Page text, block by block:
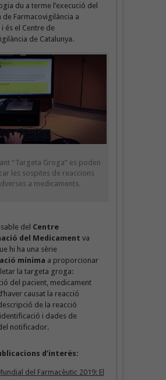
du a terme l’execució del
de Farmacovigilància a
i és el Centre de
de Catalunya.
“Targeta Groga” es poden
les sospites de reaccions
a medicaments.
del Centre
del Medicament va
hi ha una sèrie
mínima a proporcionar
la targeta groga:
del pacient, medicament
causat la reacció
de la reacció
i dades de
notificador.
d’interès:
del Farmacèutic 2019: El